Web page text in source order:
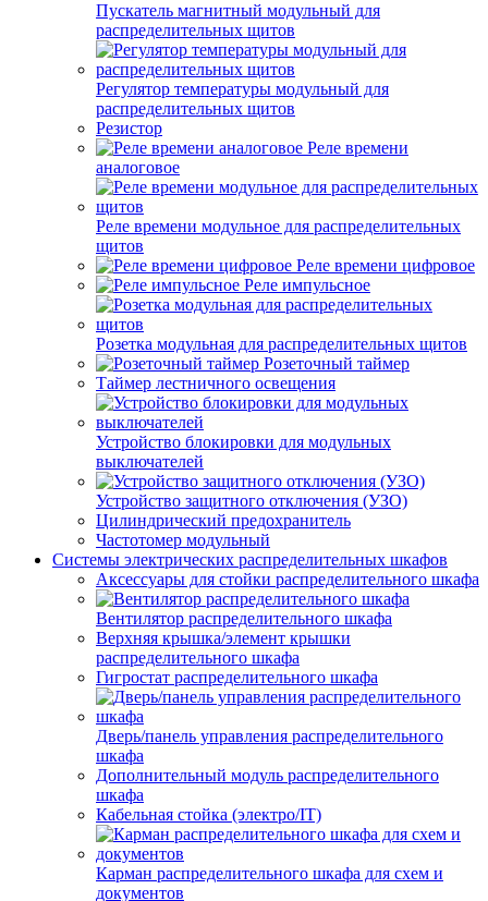
Пускатель магнитный модульный для
распределительных щитов
Регулятор температуры модульный для
распределительных щитов
Резистор
Реле времени
аналоговое
Реле времени модульное для распределительных
щитов
Реле времени цифровое
Реле импульсное
Розетка модульная для распределительных щитов
Розеточный таймер
Таймер лестничного освещения
Устройство блокировки для модульных
выключателей
Устройство защитного отключения (УЗО)
Цилиндрический предохранитель
Частотомер модульный
Системы электрических распределительных шкафов
Аксессуары для стойки распределительного шкафа
Вентилятор распределительного шкафа
Верхняя крышка/элемент крышки
распределительного шкафа
Гигростат распределительного шкафа
Дверь/панель управления распределительного
шкафа
Дополнительный модуль распределительного
шкафа
Кабельная стойка (электро/IT)
Карман распределительного шкафа для схем и
документов